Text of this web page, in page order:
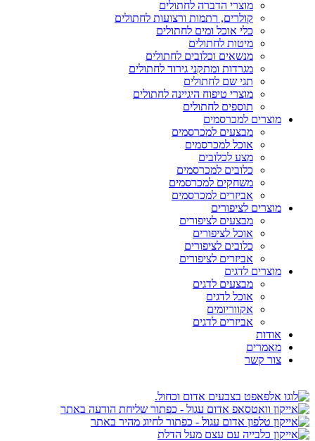
מוצרי הדברה לחתולים
קולרים, רתמות ורצועות לחתולים
כלי אוכל ומים לחתולים
מיטות לחתולים
מנשאים וכלובים לחתולים
מגרדות ומתקני גירוד לחתולים
תגי שם לחתולים
מוצרי טיפוח היגיינה לחתולים
תוספים לחתולים
מוצרים למכרסמים
מבצעים למכרסמים
אוכל למכרסמים
מצע לכלובים
כלובים למכרסמים
משחקים למכרסמים
אביזרים למכרסמים
מוצרים לציפורים
מבצעים לציפורים
אוכל לציפורים
כלובים לציפורים
אביזרים לציפורים
מוצרים לדגים
מבצעים לדגים
אוכל לדגים
אקווריומים
אביזרים לדגים
אודות
מאמרים
צור קשר